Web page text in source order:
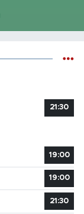
21:30
19:00
19:00
21:30